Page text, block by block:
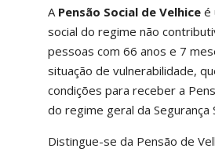
A Pensão Social de Velhiceé
social do regime não
pessoas com 66 anos e 7
situação de vulnerabilidade,
condições para receber a
do regime geral da Segurança
Distingue-se da Pensão de